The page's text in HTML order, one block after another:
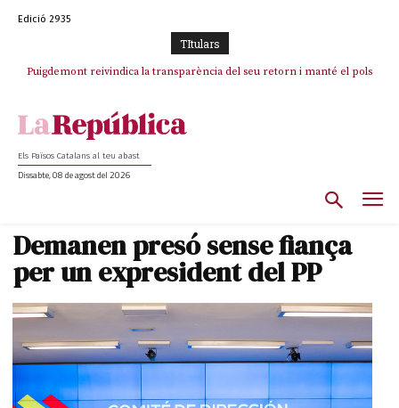
Edició 2935
TItulars
Puigdemont reivindica la transparència del seu retorn i manté el pols
Els Països Catalans al teu abast
Dissabte, 08 de agost del 2026
Demanen presó sense fiança
per un expresident del PP